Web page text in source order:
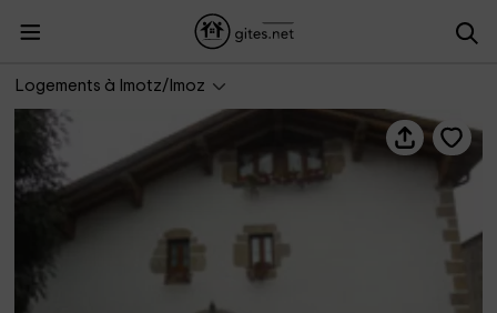
Logements à Imotz/Imoz